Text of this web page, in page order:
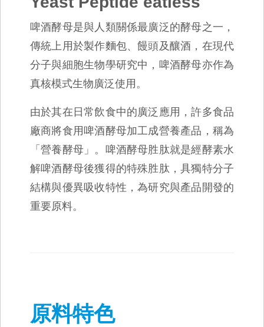
啤酒酵母是與人類關係最廣泛的酵母之一，
傳統上用於製作麵包、饅頭及釀酒，在現代
分子與細胞生物學研究中，啤酒酵母亦作為
真核模式生物廣泛使用。
由於其在日常飲食中的廣泛應用，許多食品
廠商將食用啤酒酵母加工成營養產品，稱為
「營養酵母」。啤酒酵母胜肽就是經酵素水
解啤酒酵母後獲得的特殊胜肽，具獨特分子
結構與優異吸收特性，為研究與產品開發的
重要原料。
原料特色